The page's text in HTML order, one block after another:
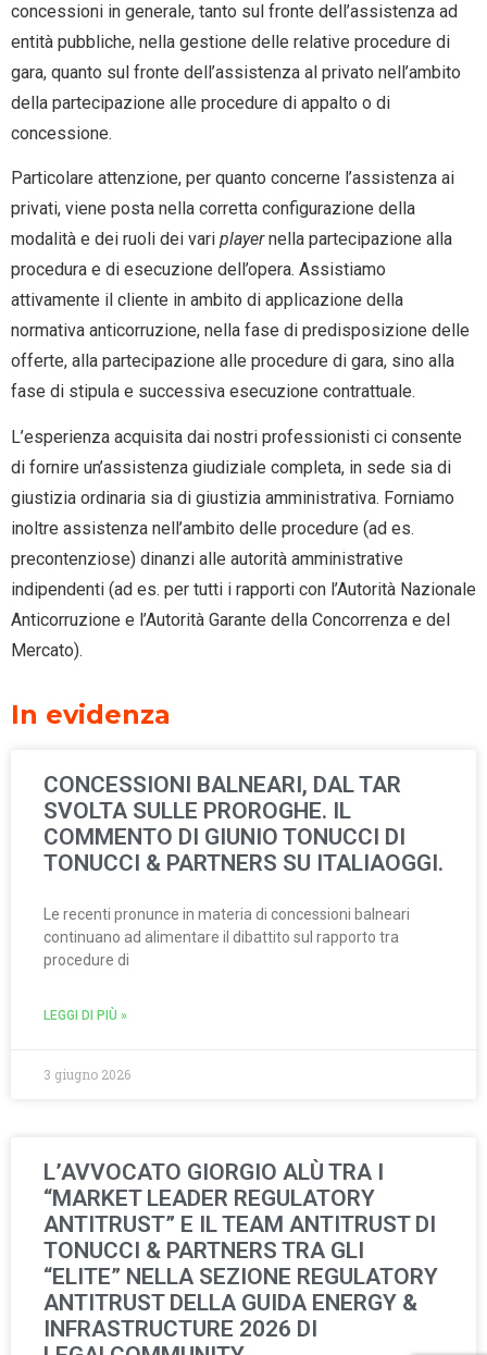
concessioni in generale, tanto sul fronte dell’assistenza ad
entità pubbliche, nella gestione delle relative procedure di
gara, quanto sul fronte dell’assistenza al privato nell’ambito
della partecipazione alle procedure di appalto o di
concessione.
Particolare attenzione, per quanto concerne l’assistenza ai
privati, viene posta nella corretta configurazione della
modalità e dei ruoli dei vari playernella partecipazione alla
procedura e di esecuzione dell’opera. Assistiamo
attivamente il cliente in ambito di applicazione della
normativa anticorruzione, nella fase di predisposizione delle
offerte, alla partecipazione alle procedure di gara, sino alla
fase di stipula e successiva esecuzione contrattuale.
L’esperienza acquisita dai nostri professionisti ci consente
di fornire un’assistenza giudiziale completa, in sede sia di
giustizia ordinaria sia di giustizia amministrativa. Forniamo
inoltre assistenza nell’ambito delle procedure (ad es.
precontenziose) dinanzi alle autorità amministrative
indipendenti (ad es. per tutti i rapporti con l’Autorità Nazionale
Anticorruzione e l’Autorità Garante della Concorrenza e del
Mercato).
In evidenza
CONCESSIONI BALNEARI, DAL TAR
SVOLTA SULLE PROROGHE. IL
COMMENTO DI GIUNIO TONUCCI DI
TONUCCI & PARTNERS SU ITALIAOGGI.
Le recenti pronunce in materia di concessioni balneari
continuano ad alimentare il dibattito sul rapporto tra
procedure di
LEGGI DI PIÙ »
3 giugno 2026
L’AVVOCATO GIORGIO ALÙ TRA I
“MARKET LEADER REGULATORY
ANTITRUST” E IL TEAM ANTITRUST DI
TONUCCI & PARTNERS TRA GLI
“ELITE” NELLA SEZIONE REGULATORY
ANTITRUST DELLA GUIDA ENERGY &
INFRASTRUCTURE 2026 DI